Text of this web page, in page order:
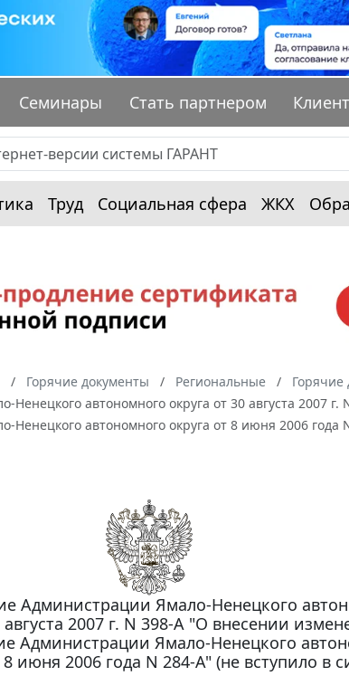
Семинары Стать партнером
Труд Социальная сфера ЖКХ
Горячие документы Региональные
Ненецкого автономного округа от 30 августа 2007
Ненецкого автономного округа от 8 июня 2006 года
Администрации Ямало-Ненецкого
августа 2007 г. N 398-А "О внесении
Администрации Ямало-Ненецкого
8 июня 2006 года N 284-А" (не вступило в